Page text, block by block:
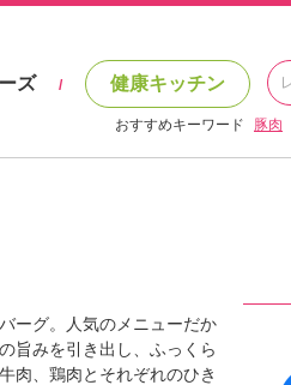
ズ / 健康キッチン
おすすめキーワード 豚肉
ーグ。人気のメニューだか
旨みを引き出し、ふっくら
肉、鶏肉とそれぞれのひき